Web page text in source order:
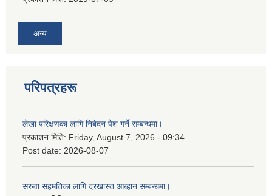
अन्य
परिपत्रहरू
लेखा परिक्षणका लागि निबेदन पेश गर्ने सम्बन्धमा।
प्रकाशन मिति: Friday, August 7, 2026 - 09:34
Post date: 2026-08-07
सरुवा सहमतिका लागि दरखास्त आब्हान सम्बन्धमा।